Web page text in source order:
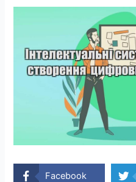
Facebook